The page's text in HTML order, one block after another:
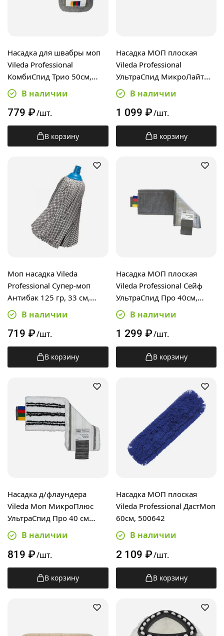
Насадка для швабры моп
Vileda Professional
КомбиСпид Трио 50см,
167296В наличии
779 ₽/шт.
В корзину
Насадка МОП плоская
Vileda Professional
УльтраСпид МикроЛайт
Мини 34см, 517278
В наличии
1 099 ₽/шт.
В корзину
Моп насадка Vileda
Professional Супер-моп
Антибак 125 гр, 33 см,
ленточная, микрофибра,
167850
В наличии
719 ₽/шт.
В корзину
Насадка МОП плоская
Vileda Professional Сейф
УльтраСпид Про 40см,
167293В наличии
1 299 ₽/шт.
В корзину
Насадка д/флаундера
Vileda Моп МикроПлюс
УльтраСпид Про 40 см
167291В наличии
819 ₽/шт.
В корзину
Насадка МОП плоская
Vileda Professional ДастМоп
60см, 500642
В наличии
2 109 ₽/шт.
В корзину